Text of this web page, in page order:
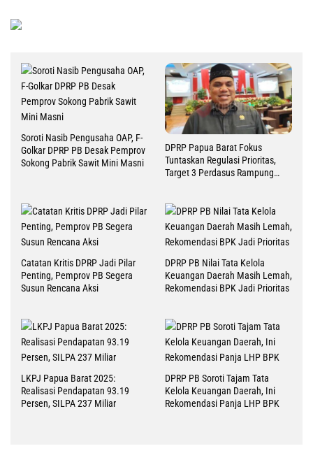
Soroti Nasib Pengusaha OAP, F-
Golkar DPRP PB Desak Pemprov
Sokong Pabrik Sawit Mini Masni
DPRP Papua Barat Fokus
Tuntaskan Regulasi Prioritas,
Target 3 Perdasus Rampung
Catatan Kritis DPRP Jadi Pilar
Penting, Pemprov PB Segera
Susun Rencana Aksi
DPRP PB Nilai Tata Kelola
Keuangan Daerah Masih Lemah,
Rekomendasi BPK Jadi Prioritas
LKPJ Papua Barat 2025:
Realisasi Pendapatan 93.19
Persen, SILPA 237 Miliar
DPRP PB Soroti Tajam Tata
Kelola Keuangan Daerah, Ini
Rekomendasi Panja LHP BPK